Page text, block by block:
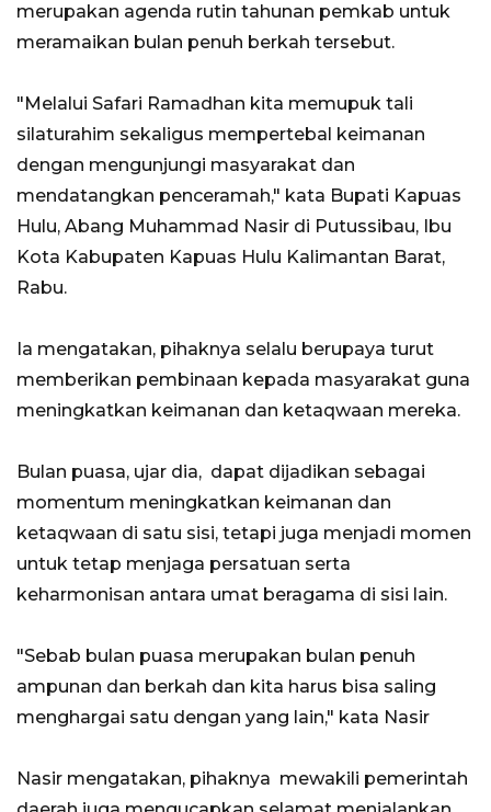
merupakan agenda rutin tahunan pemkab untuk
meramaikan bulan penuh berkah tersebut.
"Melalui Safari Ramadhan kita memupuk tali
silaturahim sekaligus mempertebal keimanan
dengan mengunjungi masyarakat dan
mendatangkan penceramah," kata Bupati Kapuas
Hulu, Abang Muhammad Nasir di Putussibau, Ibu
Kota Kabupaten Kapuas Hulu Kalimantan Barat,
Rabu.
Ia mengatakan, pihaknya selalu berupaya turut
memberikan pembinaan kepada masyarakat guna
meningkatkan keimanan dan ketaqwaan mereka.
Bulan puasa, ujar dia, dapat dijadikan sebagai
momentum meningkatkan keimanan dan
ketaqwaan di satu sisi, tetapi juga menjadi momen
untuk tetap menjaga persatuan serta
keharmonisan antara umat beragama di sisi lain.
"Sebab bulan puasa merupakan bulan penuh
ampunan dan berkah dan kita harus bisa saling
menghargai satu dengan yang lain," kata Nasir
Nasir mengatakan, pihaknya mewakili pemerintah